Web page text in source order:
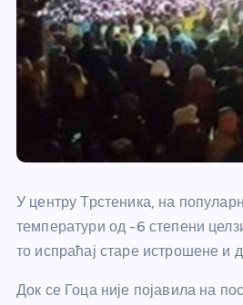
У центру Трстеника, на
температури од -6 степени
то испраћај старе истрошене и
Док се Гоца није појавила на